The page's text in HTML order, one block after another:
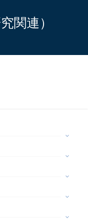
関連）
keyboard_arrow_down
keyboard_arrow_down
keyboard_arrow_down
keyboard_arrow_down
keyboard_arrow_down